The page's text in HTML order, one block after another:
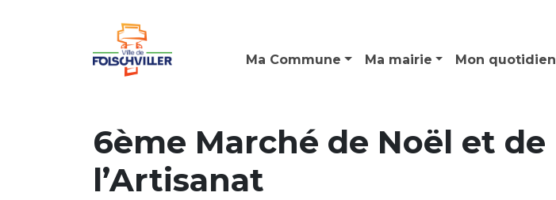
Ma Commune Ma mairie Mon quotidien
6ème Marché de Noël et de
l’Artisanat